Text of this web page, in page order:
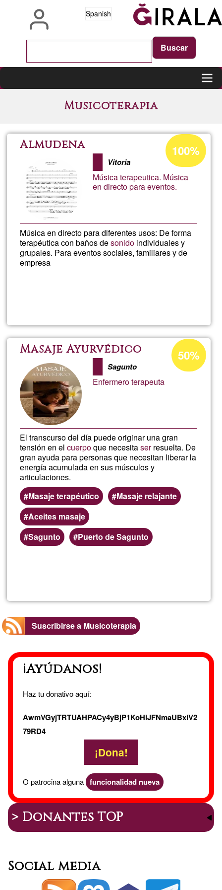
Spanish
navigation
Musicoterapia
Almudena
Vitoria
Música terapeutica. Música
en directo para eventos.
Música en directo para diferentes usos: De forma
terapéutica con baños desonido individuales y
grupales. Para eventos sociales, familiares y de
empresa
Porcentaje
de
aceptación
de
100%
Masaje Ayurvédico
Sagunto
Enfermero terapeuta
El transcurso del día puede originar una gran
tensión en elcuerpoque necesitaserresuelta. De
gran ayuda para personas que necesitan liberar la
energía acumulada en sus músculos y
articulaciones.
Masaje terapéutico
Masaje relajante
Aceites masaje
Sagunto
Puerto de Sagunto
Porcentaje
de
aceptación
50%
Masaje
Suscribirse a Musicoterapia
¡Ayúdanos!
Haz tu donativo aquí:
AwmVGyjTRTUAHPACy4yBjP1KoHiJFNmaUBxiV2
79RD4
¡Dona!
O patrocina alguna funcionalidad nueva
> Donantes TOP
Social media